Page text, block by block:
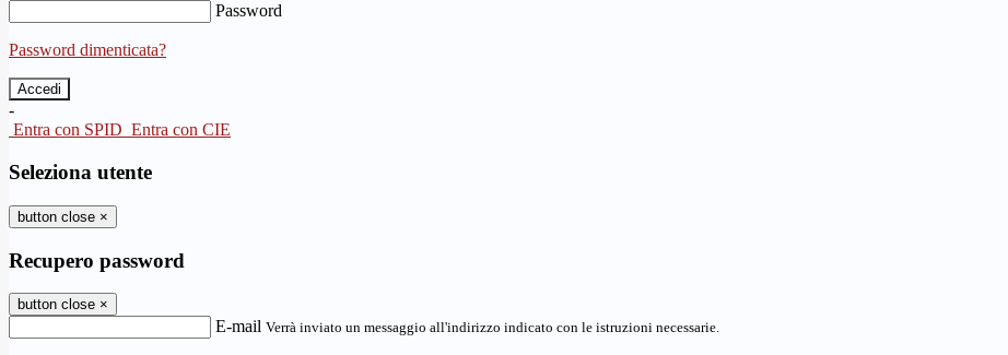
Password
Password dimenticata?
-
Entra con SPID Entra con CIE
Seleziona utente
button close ×
Recupero password
button close ×
E-mail Verrà inviato un messaggio all'indirizzo indicato con le istruzioni necessarie.